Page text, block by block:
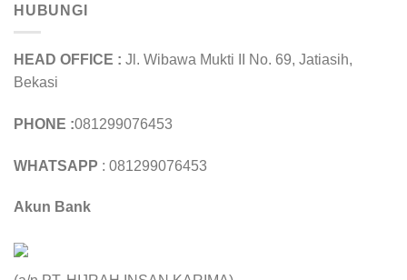
HUBUNGI
HEAD OFFICE : Jl. Wibawa Mukti II No. 69, Jatiasih,
Bekasi
PHONE :081299076453
WHATSAPP : 081299076453
Akun Bank